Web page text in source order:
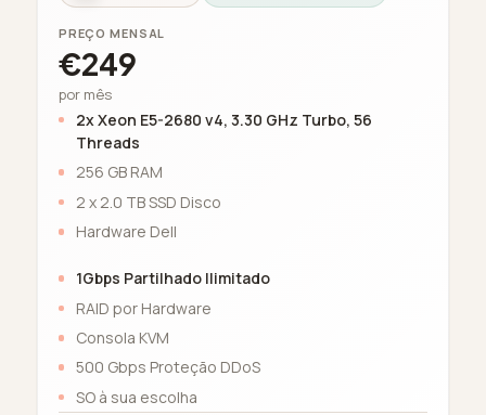
PREÇO MENSAL
€249
por mês
2x Xeon E5-2680 v4, 3.30 GHz Turbo, 56
Threads
256 GB RAM
2 x 2.0 TB SSD Disco
Hardware Dell
1Gbps Partilhado Ilimitado
RAID por Hardware
Consola KVM
500 Gbps Proteção DDoS
SO à sua escolha